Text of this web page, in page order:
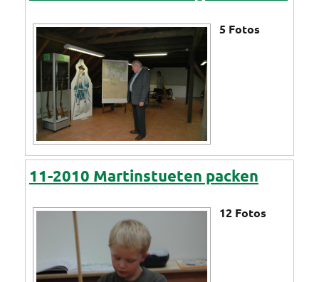
5 Fotos
11-2010 Martinstueten packen
12 Fotos